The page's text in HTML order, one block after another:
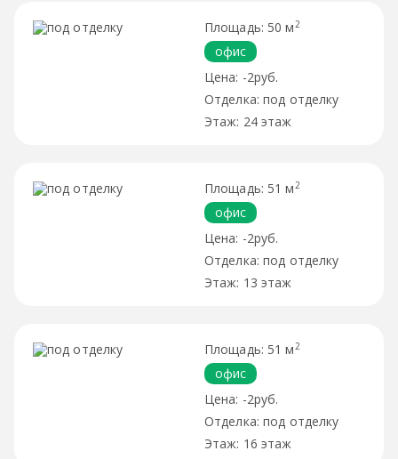
50 м 2
офис
-2руб.
под отделку
24 этаж
51 м 2
офис
-2руб.
под отделку
13 этаж
51 м 2
офис
-2руб.
под отделку
16 этаж